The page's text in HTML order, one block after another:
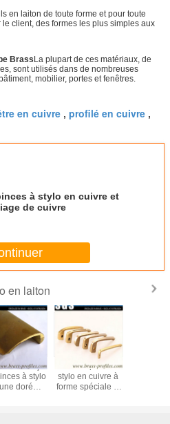
en laiton de toute forme et pour toute
client, des formes les plus simples aux
Brass La plupart de ces matériaux, de
sont utilisés dans de nombreuses
mobilier, portes et fenêtres.
en cuivre , profilé en cuivre ,
à stylo en cuivre et
de cuivre
en laiton
en gros de
à stylo
Clip de stylo en
laiton d'or pour
décorer le stylo